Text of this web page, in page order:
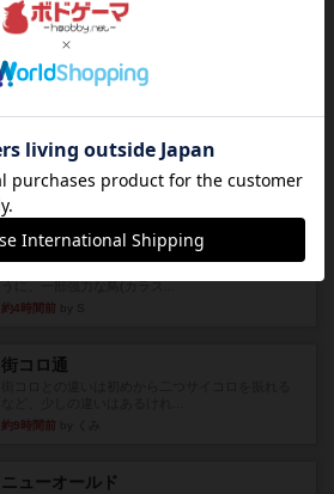
３種類の駒だけが登場する超シンプルな将棋系ゲ
ーム入門作品です♪(＾＾)...
by あんちっく
な 目的で、ボドゲ慣れし...
by daisdice
ウイングスパン
約4時間前
街コロ通
約9時間前
ニューオールド